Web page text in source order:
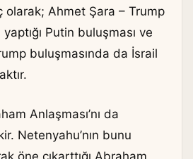
olarak; Ahmet Şara – Trump
Putin buluşması ve
buluşmasında da İsrail
Anlaşması’nı da
Netenyahu’nın bunu
öne çıkarttığı Abraham